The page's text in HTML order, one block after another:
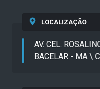
LOCALIZAÇÃO
AV. CEL.
BACELAR - MA \